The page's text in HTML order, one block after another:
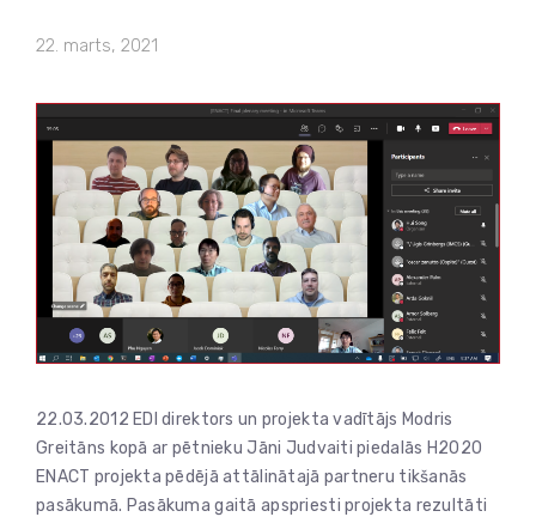
22. marts, 2021
22.03.2012 EDI direktors un projekta vadītājs Modris
Greitāns kopā ar pētnieku Jāni Judvaiti piedalās H2020
ENACT projekta pēdējā attālinātajā partneru tikšanās
pasākumā. Pasākuma gaitā apspriesti projekta rezultāti